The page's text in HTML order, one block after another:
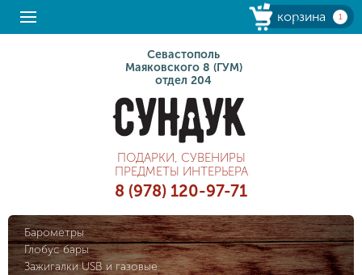
корзина 1
Севастополь
Маяковского 8 (ГУМ)
отдел 204
ПОДАРКИ, СУВЕНИРЫ
ПРЕДМЕТЫ ИНТЕРЬЕРА
8 (978) 120-97-71
Барометры
Глобус бары
Зажигалки USB и газовые